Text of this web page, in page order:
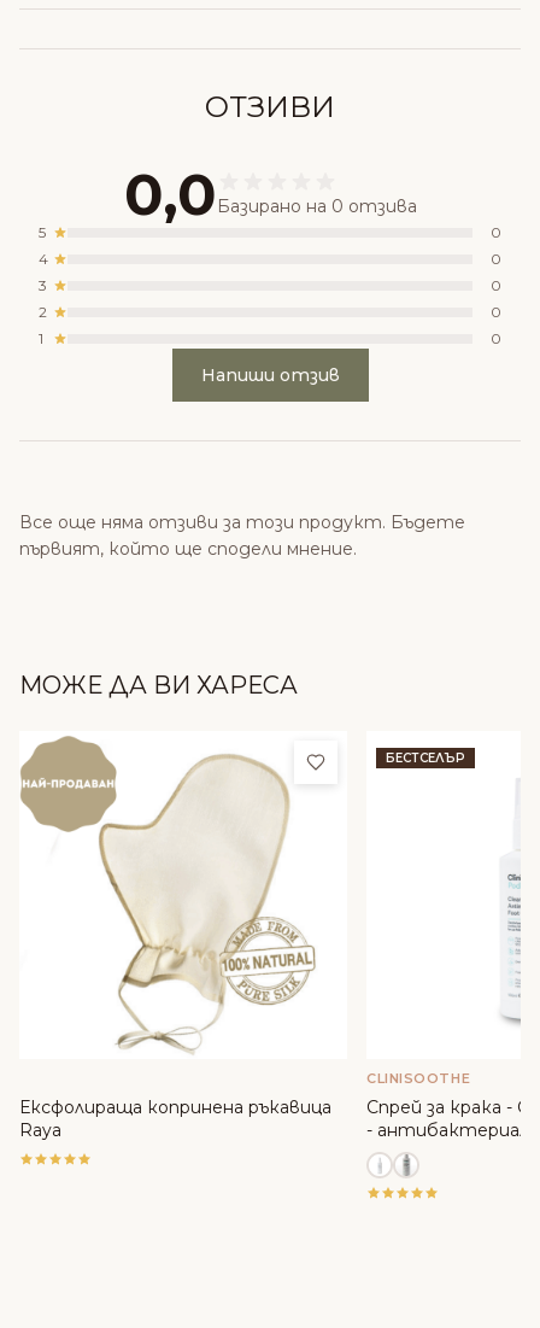
ОТЗИВИ
0,0 Базирано на 0 отзива
5
0
4
0
3
0
2
0
1
0
Напиши отзив
Все още няма отзиви за този продукт. Бъдете
първият, който ще сподели мнение.
МОЖЕ ДА ВИ ХАРЕСА
Добави в любими
Ексфолираща копринена ръкавица
Raya
БЕСТСЕЛЪР
CLINISOOTHE
Спрей за крака -
-